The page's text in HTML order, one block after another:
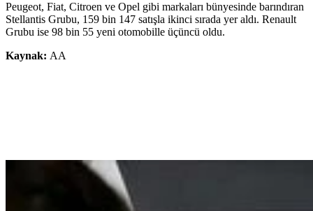
Peugeot, Fiat, Citroen ve Opel gibi markaları bünyesinde barındıran
Stellantis Grubu, 159 bin 147 satışla ikinci sırada yer aldı. Renault
Grubu ise 98 bin 55 yeni otomobille üçüncü oldu.
Kaynak: AA